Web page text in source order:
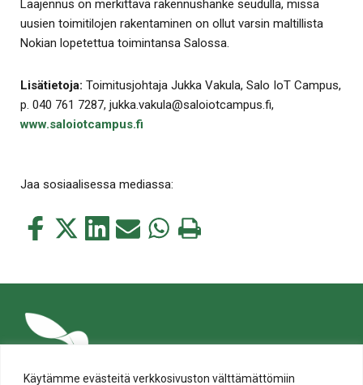
Käytämme evästeitä verkkosivuston välttämättömiin
Laajennus on merkittävä rakennushanke seudulla, missä
uusien toimitilojen rakentaminen on ollut varsin maltillista
Nokian lopetettua toimintansa Salossa.
Lisätietoja: Toimitusjohtaja Jukka Vakula, Salo IoT Campus,
p. 040 761 7287, jukka.vakula@saloiotcampus.fi,
www.saloiotcampus.fi
Jaa sosiaalisessa mediassa:
Jaa
Jaa
Jaa Jaa Jaa Tulosta